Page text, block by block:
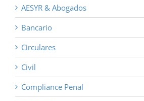
AESYR & Abogados
Bancario
Circulares
Civil
Compliance Penal